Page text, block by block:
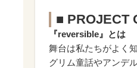
■ PROJECT
『reversible』とは
舞台は私たちがよく
グリム童話やアンデ